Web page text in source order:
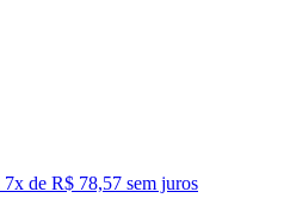
7x de R$ 78,57 sem juros